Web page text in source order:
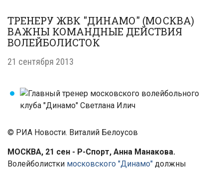
ТРЕНЕРУ ЖВК "ДИНАМО" (МОСКВА)
ВАЖНЫ КОМАНДНЫЕ ДЕЙСТВИЯ
ВОЛЕЙБОЛИСТОК
21 сентября 2013
© РИА Новости. Виталий Белоусов
МОСКВА, 21 сен - Р-Спорт, Анна Манакова.
Волейболистки московского "Динамо" должны